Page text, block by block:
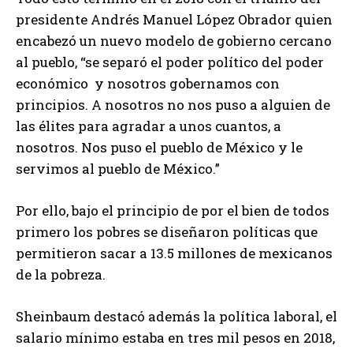
presidente Andrés Manuel López Obrador quien
encabezó un nuevo modelo de gobierno cercano
al pueblo, “se separó el poder político del poder
económico y nosotros gobernamos con
principios. A nosotros no nos puso a alguien de
las élites para agradar a unos cuantos, a
nosotros. Nos puso el pueblo de México y le
servimos al pueblo de México.”
Por ello, bajo el principio de por el bien de todos
primero los pobres se diseñaron políticas que
permitieron sacar a 13.5 millones de mexicanos
de la pobreza.
Sheinbaum destacó además la política laboral, el
salario mínimo estaba en tres mil pesos en 2018,